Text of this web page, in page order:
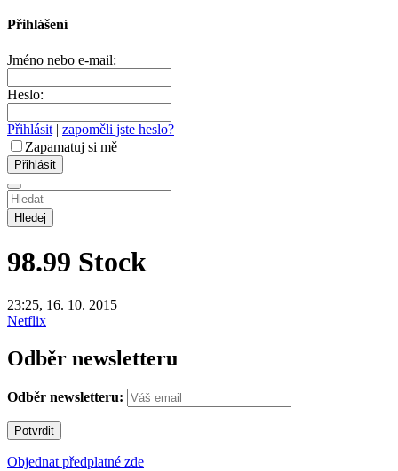
Přihlášení
Jméno nebo e-mail:
Heslo:
Přihlásit | zapoměli jste heslo?
Zapamatuj si mě
Hledej
98.99 Stock
23:25, 16. 10. 2015
Netflix
Odběr newsletteru
Odběr newsletteru:
Objednat předplatné zde